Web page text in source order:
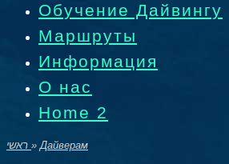
Обучение Дайвингу
Маршруты
Информация
О нас
Home 2
ראשי » Дайверам